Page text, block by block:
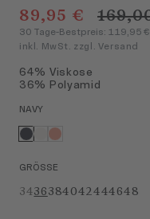
89,95 €
30 Tage-Bestpreis: 119,95 €
inkl. MwSt. zzgl. Versand
64% Viskose
36% Polyamid
NAVY
GRÖSSE
3436384042444648